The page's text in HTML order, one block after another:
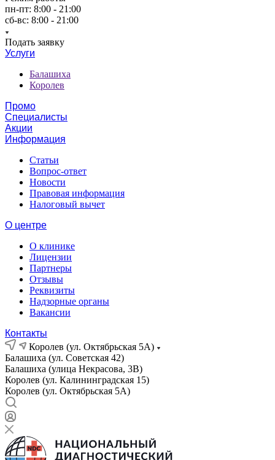
пн-пт: 8:00 - 21:00
сб-вс: 8:00 - 21:00
Подать заявку
Услуги
Балашиха
Королев
Промо
Специалисты
Акции
Информация
Статьи
Вопрос-ответ
Новости
Правовая информация
Налоговый вычет
О центре
О клинике
Лицензии
Партнеры
Отзывы
Реквизиты
Надзорные органы
Вакансии
Контакты
Королев (ул. Октябрьская 5А)
Балашиха (ул. Советская 42)
Балашиха (улица Некрасова, 3В)
Королев (ул. Калининградская 15)
Королев (ул. Октябрьская 5А)